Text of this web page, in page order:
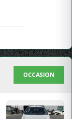
OCCASION